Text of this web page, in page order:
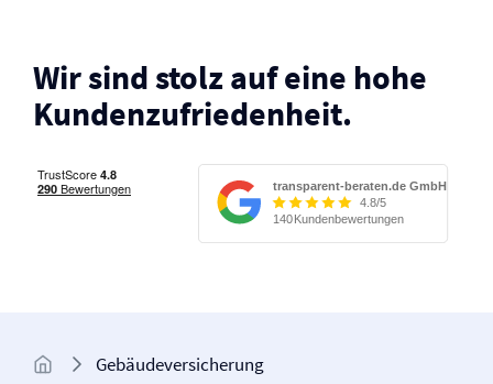
Wir sind stolz auf eine hohe
Kunden­zufriedenheit.
Gebäude­­versicherung